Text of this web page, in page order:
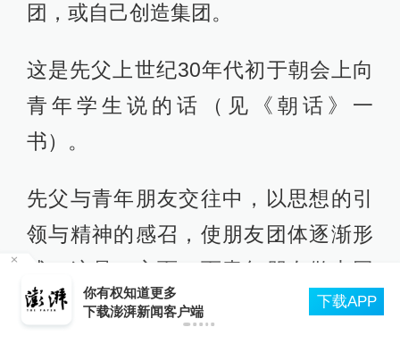
团，或自己创造集团。
这是先父上世纪30年代初于朝会上向
青年学生说的话（见《朝话》一
书）。
先父与青年朋友交往中，以思想的引
领与精神的感召，使朋友团体逐渐形
成，这是一方面；而青年朋友做出回
应，这是另一方面。两方面的合力，
上海中心城区暴雨预警由黄变橙：预计6小时雨
量将超150毫米